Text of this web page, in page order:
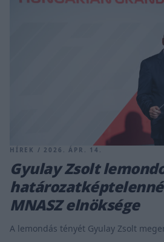
HÍREK / 2026. ÁPR. 14.
Gyulay Zsolt
MNASZ elnöksége
A lemondás tényét Gyulay Zsolt